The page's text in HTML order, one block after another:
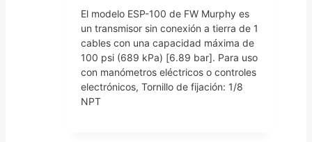
El modelo ESP-100 de FW Murphy es
un transmisor sin conexión a tierra de 1
cables con una capacidad máxima de
100 psi (689 kPa) [6.89 bar]. Para uso
con manómetros eléctricos o controles
electrónicos, Tornillo de fijación: 1/8
NPT